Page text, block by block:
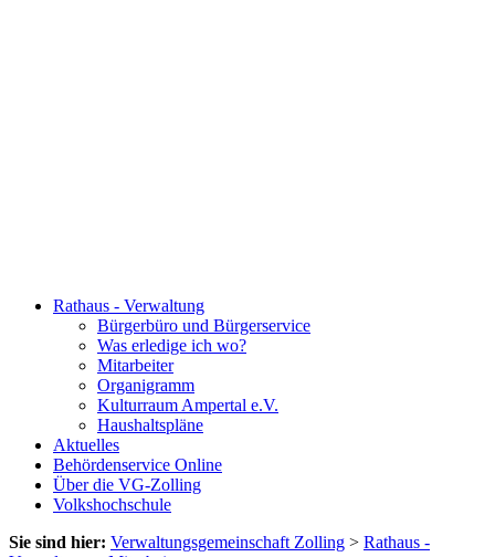
Rathaus - Verwaltung
Bürgerbüro und Bürgerservice
Was erledige ich wo?
Mitarbeiter
Organigramm
Kulturraum Ampertal e.V.
Haushaltspläne
Aktuelles
Behördenservice Online
Über die VG-Zolling
Volkshochschule
Sie sind hier: Verwaltungsgemeinschaft Zolling > Rathaus -